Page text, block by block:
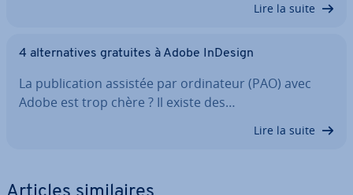
Lire la suite
4 al­ter­na­tives gratuites à Adobe InDesign
La pu­bli­ca­tion assistée par or­di­na­teur (PAO) avec
Adobe est trop chère ? Il existe des…
Lire la suite